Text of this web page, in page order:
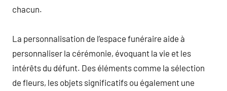
chacun.
La personnalisation de l’espace funéraire aide à
personnaliser la cérémonie, évoquant la vie et les
intérêts du défunt. Des éléments comme la sélection
de fleurs, les objets significatifs ou également une